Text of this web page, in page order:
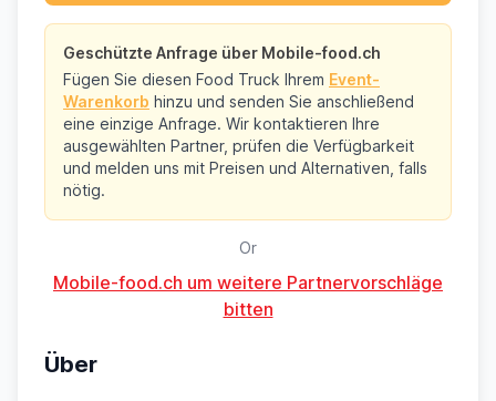
Geschützte Anfrage über Mobile-food.ch
Fügen Sie diesen Food Truck Ihrem Event-
Warenkorb hinzu und senden Sie anschließend
eine einzige Anfrage. Wir kontaktieren Ihre
ausgewählten Partner, prüfen die Verfügbarkeit
und melden uns mit Preisen und Alternativen, falls
nötig.
Or
Mobile-food.ch um weitere Partnervorschläge
bitten
Über